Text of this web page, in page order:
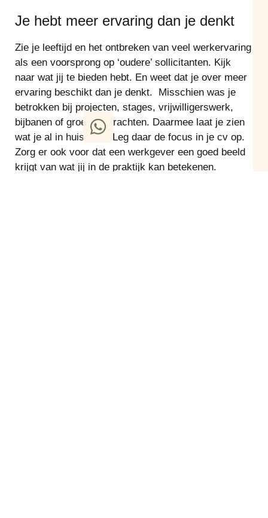
Je hebt meer ervaring dan je denkt
Zie je leeftijd en het ontbreken van veel werkervaring
als een voorsprong op ‘oudere’ sollicitanten. Kijk
naar wat jij te bieden hebt. En weet dat je over meer
ervaring beschikt dan je denkt. Misschien was je
betrokken bij projecten, stages, vrijwilligerswerk,
bijbanen of groepsopdrachten. Daarmee laat je zien
wat je al in huis hebt. Leg daar de focus in je cv op.
Zorg er ook voor dat een werkgever een goed beeld
krijgt van wat jij in de praktijk kan betekenen.